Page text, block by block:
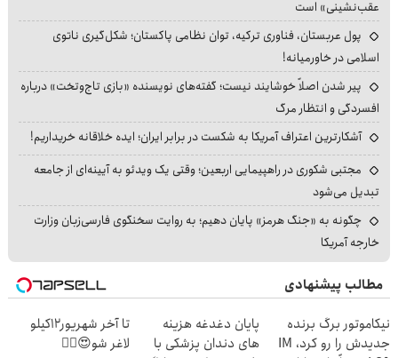
عقب‌نشینی» است
پول عربستان، فناوری ترکیه، توان نظامی پاکستان؛ شکل‌گیری ناتوی
اسلامی در خاورمیانه!
پیر شدن اصلاً خوشایند نیست؛ گفته‌های نویسنده «بازی تاج‌وتخت» درباره
افسردگی و انتظار مرگ
آشکارترین اعتراف آمریکا به شکست در برابر ایران؛ ایده خلاقانه خریداریم!
مجتبی شکوری در راهپیمایی اربعین؛ وقتی یک ویدئو به آیینه‌ای از جامعه
تبدیل می‌شود
چگونه به «جنگ هرمز» پایان دهیم؛ به روایت سخنگوی فارسی‌زبان وزارت
خارجه آمریکا
مطالب پیشنهادی
نیکاموتور برگ برنده
جدیدش را رو کرد، IM
پایان دغدغه هزینه
های دندان پزشکی با
تا آخر شهریور12کیلو
لاغر شو😍👌🏻